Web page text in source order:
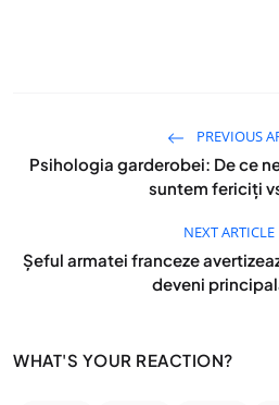
PREVIOUS
Psihologia garderobei: De ce
suntem fericiți
NEXT ARTICLE
Șeful armatei franceze
deveni
WHAT'S YOUR REACTION?